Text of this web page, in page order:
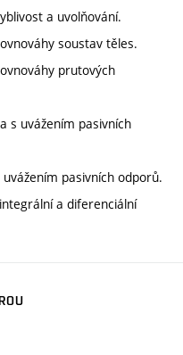
a uvolňování.
soustav těles.
prutových
s uvážením pasivních
pasivních odporů.
a diferenciální